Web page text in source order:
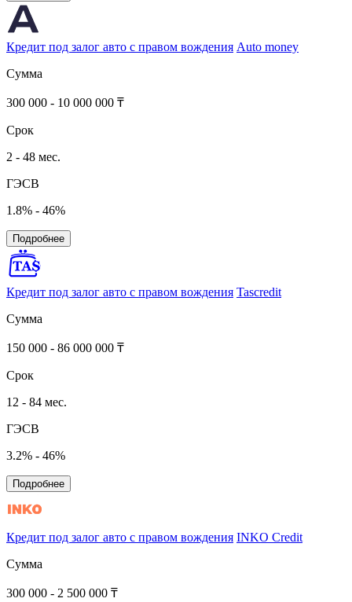
Кредит под залог авто с правом вождения Auto money
Сумма
300 000 - 10 000 000 ₸
Срок
2 - 48 мес.
ГЭСВ
1.8% - 46%
Подробнее
Кредит под залог авто с правом вождения Tascredit
Сумма
150 000 - 86 000 000 ₸
Срок
12 - 84 мес.
ГЭСВ
3.2% - 46%
Подробнее
Кредит под залог авто с правом вождения INKO Credit
Сумма
300 000 - 2 500 000 ₸